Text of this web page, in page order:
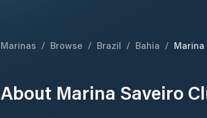
Marinas / Browse / Brazil / Bahia / Marina
About Marina Saveiro